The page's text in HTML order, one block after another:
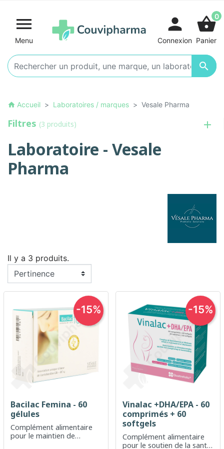

Menu

person
Connexion
shopping_basket0
Panier
home Accueil Laboratoires / marques Vesale Pharma
Filtres (3 produits)
Laboratoire - Vesale
Pharma
Il y a 3 produits.
Bacilac Femina - 60
gélules
Complément alimentaire
pour le maintien de
-15%
Vinalac +DHA/EPA - 60
comprimés + 60
softgels
Complément alimentaire
pour le soutien de la santé
-15%